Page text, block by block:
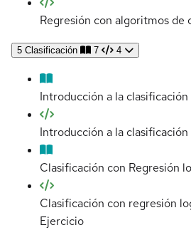
Regresión con algoritmos de
5 Clasificación 7 4
Introducción a la clasificación
Introducción a la clasificación
Clasificación con Regresión
Clasificación con regresión
Ejercicio